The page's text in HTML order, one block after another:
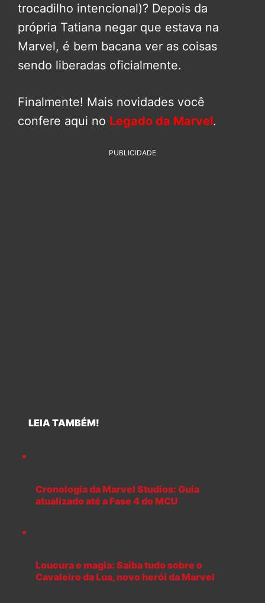
trocadilho intencional)? Depois da
própria Tatiana negar que estava na
Marvel, é bem bacana ver as coisas
sendo liberadas oficialmente.
Finalmente! Mais novidades você
confere aqui no Legado da Marvel.
PUBLICIDADE
LEIA TAMBÉM!
Cronologia da Marvel Studios: Guia
atualizado até a Fase 4 do MCU
Loucura e magia: Saiba tudo sobre o
Cavaleiro da Lua, novo herói da Marvel